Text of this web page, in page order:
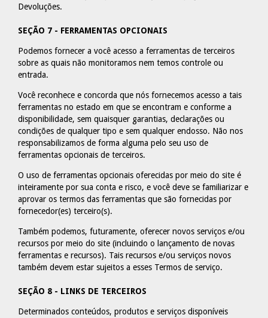
Devoluções.
SEÇÃO 7 - FERRAMENTAS OPCIONAIS
Podemos fornecer a você acesso a ferramentas de terceiros
sobre as quais não monitoramos nem temos controle ou
entrada.
Você reconhece e concorda que nós fornecemos acesso a tais
ferramentas no estado em que se encontram e conforme a
disponibilidade, sem quaisquer garantias, declarações ou
condições de qualquer tipo e sem qualquer endosso. Não nos
responsabilizamos de forma alguma pelo seu uso de
ferramentas opcionais de terceiros.
O uso de ferramentas opcionais oferecidas por meio do site é
inteiramente por sua conta e risco, e você deve se familiarizar e
aprovar os termos das ferramentas que são fornecidas por
fornecedor(es) terceiro(s).
Também podemos, futuramente, oferecer novos serviços e/ou
recursos por meio do site (incluindo o lançamento de novas
ferramentas e recursos). Tais recursos e/ou serviços novos
também devem estar sujeitos a esses Termos de serviço.
SEÇÃO 8 - LINKS DE TERCEIROS
Determinados conteúdos, produtos e serviços disponíveis